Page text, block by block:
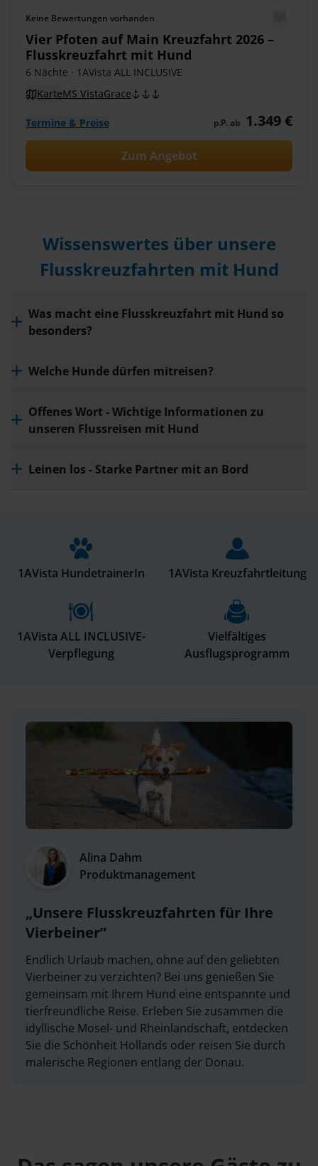
Keine Bewertungen vorhanden
Vier Pfoten auf Main Kreuzfahrt 2026 –
Flusskreuzfahrt mit Hund
6 Nächte · 1AVista ALL INCLUSIVE
KarteMS VistaGrace
Termine & Preise p.P. ab 1.349 €
Zum Angebot
Wissenswertes über unsere
Flusskreuzfahrten mit Hund
Was macht eine Flusskreuzfahrt mit Hund so
besonders?
Welche Hunde dürfen mitreisen?
Offenes Wort - Wichtige Informationen zu
unseren Flussreisen mit Hund
Leinen los - Starke Partner mit an Bord
1AVista HundetrainerIn 1AVista Kreuzfahrtleitung
1AVista ALL INCLUSIVE-
Verpflegung
Vielfältiges
Ausflugsprogramm
Alina Dahm
Produktmanagement
Unsere Flusskreuzfahrten für Ihre
Vierbeiner
Endlich Urlaub machen, ohne auf den geliebten
Vierbeiner zu verzichten? Bei uns genießen Sie
gemeinsam mit Ihrem Hund eine entspannte und
tierfreundliche Reise. Erleben Sie zusammen die
idyllische Mosel- und Rheinlandschaft, entdecken
Sie die Schönheit Hollands oder reisen Sie durch
malerische Regionen entlang der Donau.